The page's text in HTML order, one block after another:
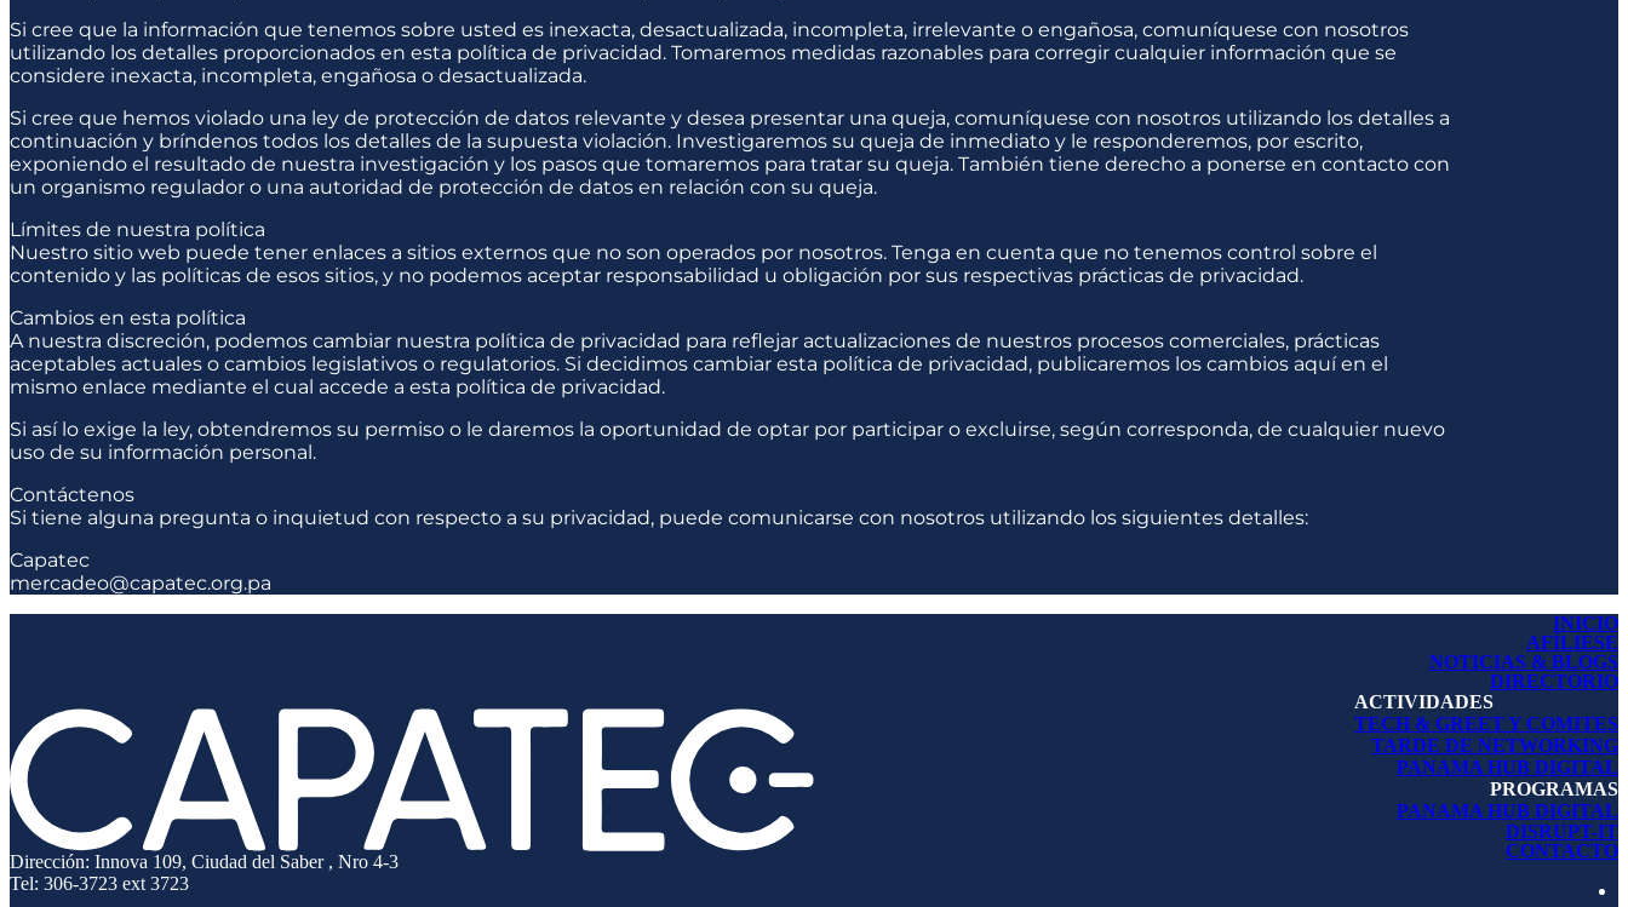
Si cree que la información que tenemos sobre usted es inexacta, desactualizada, incompleta, irrelevante o engañosa, comuníquese con nosotros
utilizando los detalles proporcionados en esta política de privacidad. Tomaremos medidas razonables para corregir cualquier información que se
considere inexacta, incompleta, engañosa o desactualizada.
Si cree que hemos violado una ley de protección de datos relevante y desea presentar una queja, comuníquese con nosotros utilizando los detalles a
continuación y bríndenos todos los detalles de la supuesta violación. Investigaremos su queja de inmediato y le responderemos, por escrito,
exponiendo el resultado de nuestra investigación y los pasos que tomaremos para tratar su queja. También tiene derecho a ponerse en contacto con
un organismo regulador o una autoridad de protección de datos en relación con su queja.
Límites de nuestra política
Nuestro sitio web puede tener enlaces a sitios externos que no son operados por nosotros. Tenga en cuenta que no tenemos control sobre el
contenido y las políticas de esos sitios, y no podemos aceptar responsabilidad u obligación por sus respectivas prácticas de privacidad.
Cambios en esta política
A nuestra discreción, podemos cambiar nuestra política de privacidad para reflejar actualizaciones de nuestros procesos comerciales, prácticas
aceptables actuales o cambios legislativos o regulatorios. Si decidimos cambiar esta política de privacidad, publicaremos los cambios aquí en el
mismo enlace mediante el cual accede a esta política de privacidad.
Si así lo exige la ley, obtendremos su permiso o le daremos la oportunidad de optar por participar o excluirse, según corresponda, de cualquier nuevo
uso de su información personal.
Contáctenos
Si tiene alguna pregunta o inquietud con respecto a su privacidad, puede comunicarse con nosotros utilizando los siguientes detalles:
Capatec
mercadeo@capatec.org.pa
Dirección: Innova 109, Ciudad del Saber , Nro 4-3
Tel: 306-3723 ext 3723
INICIO
AFÍLIESE
NOTICIAS & BLOGS
DIRECTORIO
ACTIVIDADES
TECH & GREET Y COMITES
TARDE DE NETWORKING
PANAMA HUB DIGITAL
PROGRAMAS
PANAMA HUB DIGITAL
DISRUPT-IT
CONTACTO